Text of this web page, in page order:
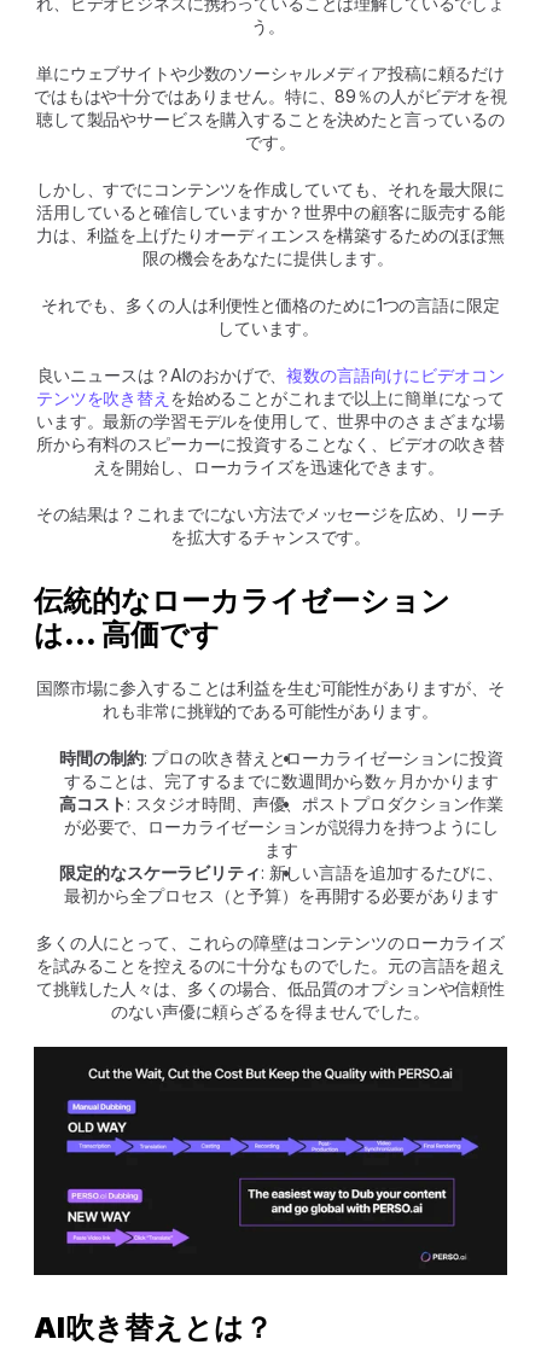
う。
単にウェブサイトや少数のソーシャルメディア投稿に頼るだけ
ではもはや十分ではありません。特に、89％の人がビデオを視
聴して製品やサービスを購入することを決めたと言っているの
です。
しかし、すでにコンテンツを作成していても、それを最大限に
活用していると確信していますか？世界中の顧客に販売する能
力は、利益を上げたりオーディエンスを構築するためのほぼ無
限の機会をあなたに提供します。
それでも、多くの人は利便性と価格のために1つの言語に限定
しています。
良いニュースは？AIのおかげで、複数の言語向けにビデオコン
テンツを吹き替え を始めることがこれまで以上に簡単になって
います。最新の学習モデルを使用して、世界中のさまざまな場
所から有料のスピーカーに投資することなく、ビデオの吹き替
えを開始し、ローカライズを迅速化できます。
その結果は？これまでにない方法でメッセージを広め、リーチ
を拡大するチャンスです。
伝統的なローカライゼーション
は… 高価です
国際市場に参入することは利益を生む可能性がありますが、そ
れも非常に挑戦的である可能性があります。
時間の制約: プロの吹き替えとローカライゼーションに投資
することは、完了するまでに数週間から数ヶ月かかります
高コスト : スタジオ時間、声優、ポストプロダクション作業
が必要で、ローカライゼーションが説得力を持つようにし
ます
限定的なスケーラビリティ: 新しい言語を追加するたびに、
最初から全プロセス（と予算）を再開する必要があります
多くの人にとって、これらの障壁はコンテンツのローカライズ
を試みることを控えるのに十分なものでした。元の言語を超え
て挑戦した人々は、多くの場合、低品質のオプションや信頼性
のない声優に頼らざるを得ませんでした。
AI吹き替えとは？